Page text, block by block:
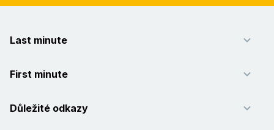
Last minute
First minute
Důležité odkazy